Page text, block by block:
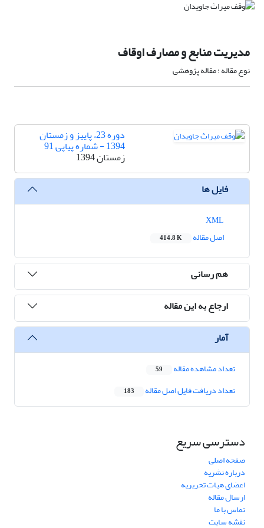
مدیریت منابع و مصارف اوقاف
نوع مقاله : مقاله پژوهشی
دوره 23، پاییز و زمستان
1394 - شماره پیاپی 91
زمستان 1394
فایل ها
اصل مقاله
414.8 K
هم رسانی
ارجاع به این مقاله
آمار
تعداد مشاهده مقاله 59
تعداد دریافت فایل اصل مقاله 183
دسترسی سریع
صفحه اصلی
درباره نشریه
اعضای هیات تحریریه
ارسال مقاله
تماس با ما
نقشه سایت